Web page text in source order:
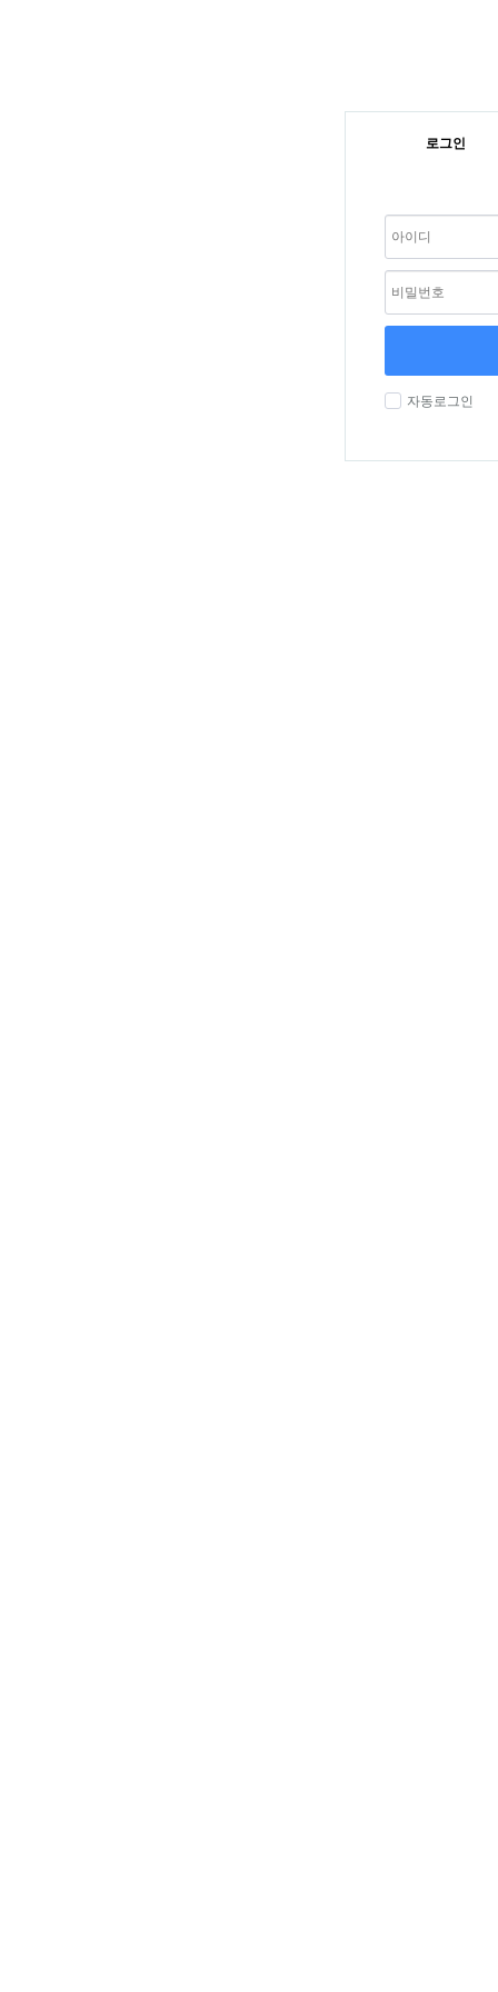
로그인
자동로그인